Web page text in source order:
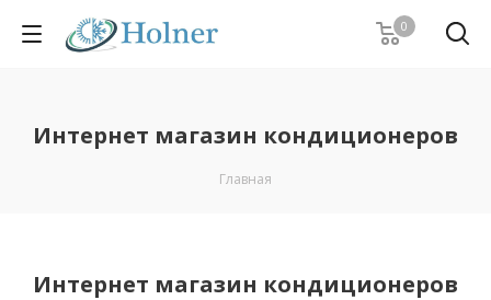
0
Интернет магазин кондиционеров
Главная
Интернет магазин кондиционеров